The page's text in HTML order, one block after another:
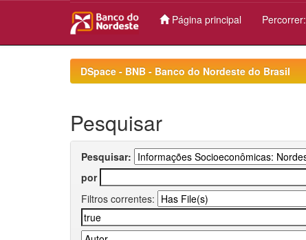
Página principal Percorrer:
DSpace - BNB - Banco do Nordeste do Brasil
Pesquisar
Pesquisar:
por
Filtros correntes: